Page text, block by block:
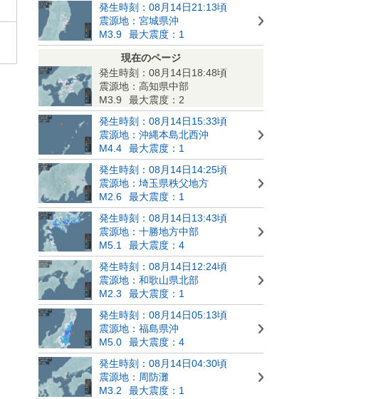
発生時刻：08月14日21:13頃
震源地：宮城県沖
M3.9
最大震度：1
現在のページ
発生時刻：08月14日18:48頃
震源地：高知県中部
M3.9
最大震度：2
発生時刻：08月14日15:33頃
震源地：沖縄本島北西沖
M4.4
最大震度：1
発生時刻：08月14日14:25頃
震源地：埼玉県秩父地方
M2.6
最大震度：1
発生時刻：08月14日13:43頃
震源地：十勝地方中部
M5.1
最大震度：4
発生時刻：08月14日12:24頃
震源地：和歌山県北部
M2.3
最大震度：1
発生時刻：08月14日05:13頃
震源地：福島県沖
M5.0
最大震度：4
発生時刻：08月14日04:30頃
震源地：周防灘
M3.2
最大震度：1